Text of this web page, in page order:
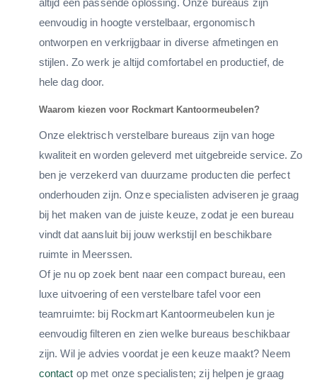
altijd een passende oplossing. Onze bureaus zijn
eenvoudig in hoogte verstelbaar, ergonomisch
ontworpen en verkrijgbaar in diverse afmetingen en
stijlen. Zo werk je altijd comfortabel en productief, de
hele dag door.
Waarom kiezen voor Rockmart Kantoormeubelen?
Onze elektrisch verstelbare bureaus zijn van hoge
kwaliteit en worden geleverd met uitgebreide service. Zo
ben je verzekerd van duurzame producten die perfect
onderhouden zijn. Onze specialisten adviseren je graag
bij het maken van de juiste keuze, zodat je een bureau
vindt dat aansluit bij jouw werkstijl en beschikbare
ruimte in Meerssen.
Of je nu op zoek bent naar een compact bureau, een
luxe uitvoering of een verstelbare tafel voor een
teamruimte: bij Rockmart Kantoormeubelen kun je
eenvoudig filteren en zien welke bureaus beschikbaar
zijn. Wil je advies voordat je een keuze maakt? Neem
contact op met onze specialisten; zij helpen je graag